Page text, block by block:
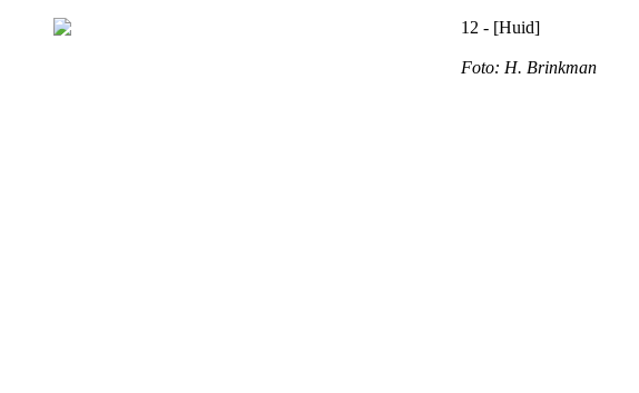
12 - [Huid]
Foto: H. Brinkman